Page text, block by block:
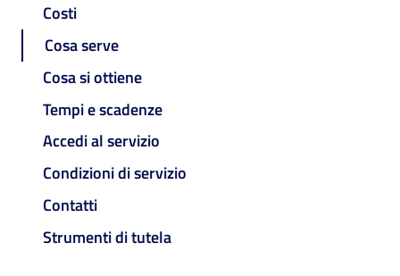
Costi
Cosa serve
Cosa si ottiene
Tempi e scadenze
Accedi al servizio
Condizioni di servizio
Contatti
Strumenti di tutela